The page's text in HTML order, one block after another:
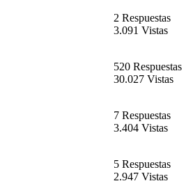
2 Respuestas
3.091 Vistas
520 Respuestas
30.027 Vistas
7 Respuestas
3.404 Vistas
5 Respuestas
2.947 Vistas